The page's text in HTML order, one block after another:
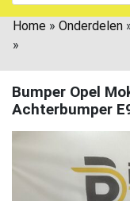
Home » Onderdelen
»
Bumper Opel
Achterbumper